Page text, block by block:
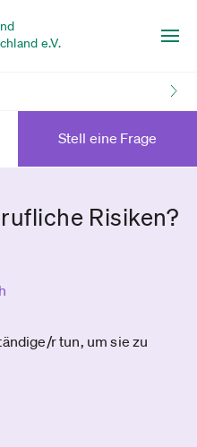
e.V.
Stell eine Frage
Risiken?
r tun, um sie zu